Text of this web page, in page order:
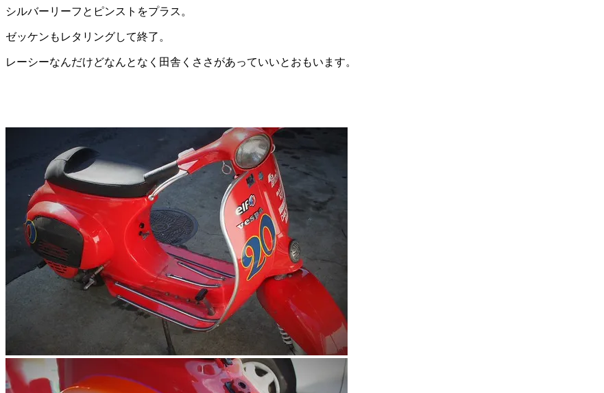
シルバーリーフとピンストをプラス。
ゼッケンもレタリングして終了。
レーシーなんだけどなんとなく田舎くささがあっていいとおもいます。